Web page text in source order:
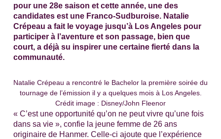
pour une 28e saison et cette année, une des
candidates est une Franco-Sudburoise. Natalie
Crépeau a fait le voyage jusqu’à Los Angeles pour
participer à l’aventure et son passage, bien que
court, a déjà su inspirer une certaine fierté dans la
communauté.
Natalie Crépeau a rencontré le Bachelor la première soirée du
tournage de l’émission il y a quelques mois à Los Angeles.
Crédit image : Disney/John Fleenor
« C’est une opportunité qu’on ne peut vivre qu’une fois
dans sa vie », confie la jeune femme de 26 ans
originaire de Hanmer. Celle-ci ajoute que l’expérience